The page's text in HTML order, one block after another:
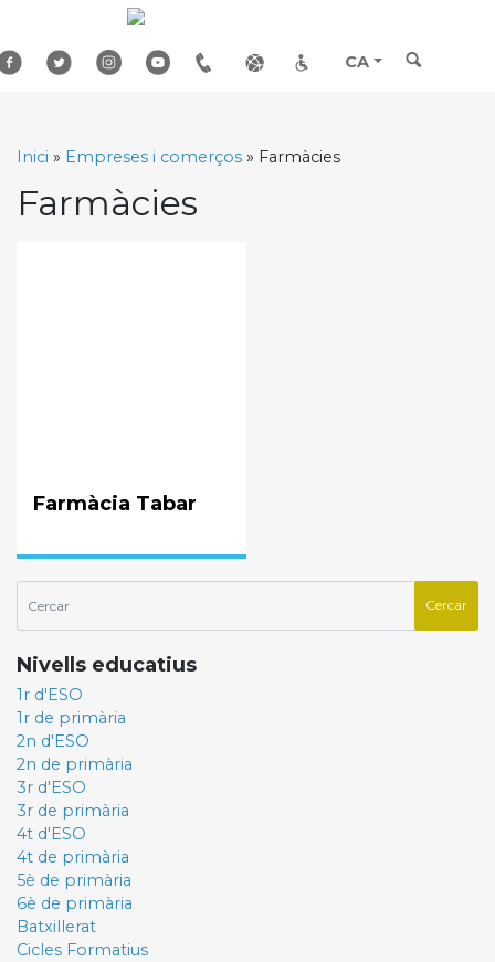
content
CA
Inici » Empreses i comerços » Farmàcies
Farmàcies
Farmàcia Tabar
Nivells educatius
1r d'ESO
1r de primària
2n d'ESO
2n de primària
3r d'ESO
3r de primària
4t d'ESO
4t de primària
5è de primària
6è de primària
Batxillerat
Cicles Formatius